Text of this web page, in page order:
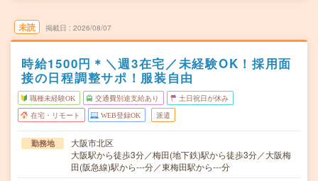
未読 掲載日 2026/08/07
時給1500円＊＼週3在宅／未経験OK！採用面
接の日程調整サポ！服装自由
職種未経験OK 交通費別途支給あり 土日祝日が休み
在宅・リモート WEB登録OK 派遣
勤務地
大阪市北区
大阪駅から徒歩3分／梅田(地下鉄)駅から徒歩3分／大阪梅
田(阪急線)駅から---分／東梅田駅から---分